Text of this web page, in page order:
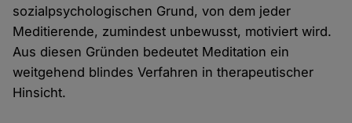
sozialpsychologischen Grund, von dem jeder
Meditierende, zumindest unbewusst, motiviert wird.
Aus diesen Gründen bedeutet Meditation ein
weitgehend blindes Verfahren in therapeutischer
Hinsicht.